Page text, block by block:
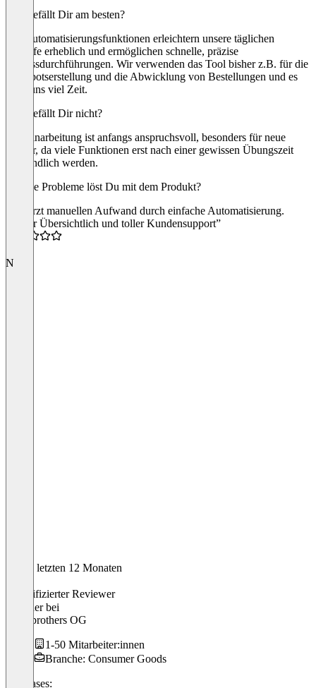
Was gefällt Dir am besten?
Die Automatisierungsfunktionen erleichtern unsere täglichen
Abläufe erheblich und ermöglichen schnelle, präzise
Prozessdurchführungen. Wir verwenden das Tool bisher z.B. für die
Angebotserstellung und die Abwicklung von Bestellungen und es
spart uns viel Zeit.
Was gefällt Dir nicht?
Die Einarbeitung ist anfangs anspruchsvoll, besonders für neue
Nutzer, da viele Funktionen erst nach einer gewissen Übungszeit
verständlich werden.
Welche Probleme löst Du mit dem Produkt?
Verkürzt manuellen Aufwand durch einfache Automatisierung.
“Super Übersichtlich und toller Kundensupport”
N
In den letzten 12 Monaten
Verifizierter Reviewer
Founderbei
woodbrothers OG
1-50 Mitarbeiter:innen
Branche: Consumer Goods
Use cases: